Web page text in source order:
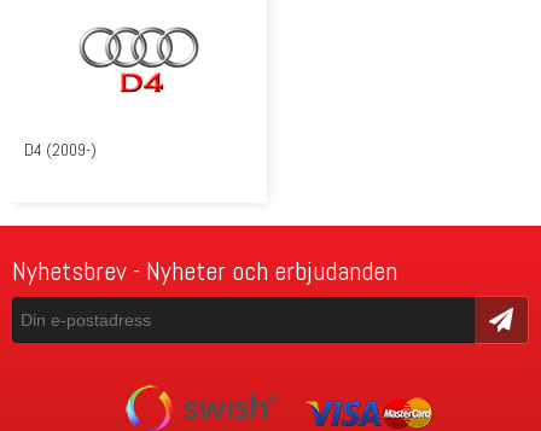
D4 (2009-)
Nyhetsbrev - Nyheter och erbjudanden
Skicka